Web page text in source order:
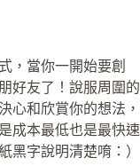
，當你一開始要創
好友了！說服周圍的
心和欣賞你的想法，
成本最低也是最快速
黑字說明清楚唷：）